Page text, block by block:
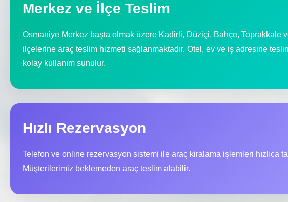
Merkez ve İlçe Teslim
Osmaniye Merkez başta olmak üzere Kadirli, Düziçi, Bahçe, Toprakkale
ilçelerine araç teslim hizmeti sağlanmaktadır. Otel, ev ve iş adresine
kolay kullanım sunulur.
Hızlı Rezervasyon
Telefon ve online rezervasyon sistemi ile araç kiralama işlemleri hızlıca
Müşterilerimiz beklemeden araç teslim alabilir.